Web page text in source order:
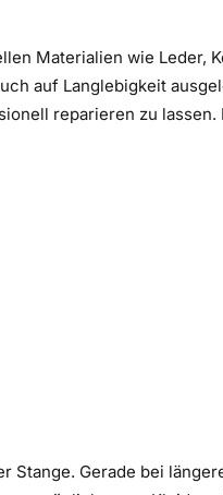
Materialien wie Leder,
auf Langlebigkeit
reparieren zu lassen.
Gerade bei